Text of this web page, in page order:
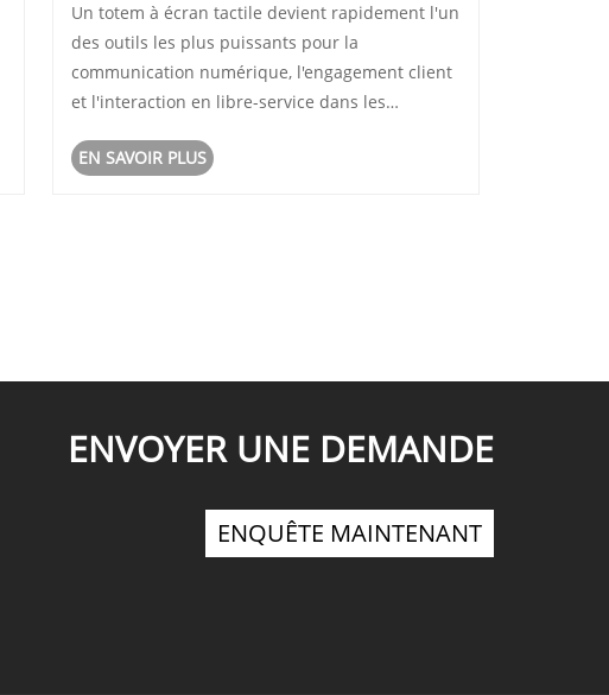
numérique ?
​Un totem à écran tactile devient rapidement l'un
des outils les plus puissants pour la
communication numérique, l'engagement client
et l'interaction en libre-service dans les
magasins de détail et centres commerciaux aux
EN SAVOIR PLUS
ENVOYER UNE DEMANDE
ENQUÊTE MAINTENANT